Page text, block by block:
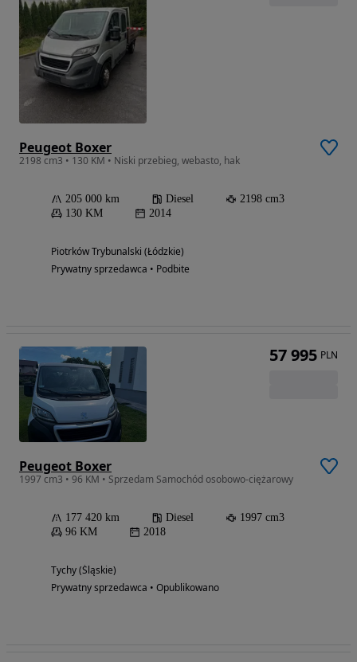
Peugeot Boxer
2198 cm3 • 130 KM • Niski przebieg, webasto, hak
205 000 km Diesel
2198 cm3
130 KM
2014
Piotrków Trybunalski (Łódzkie)
Prywatny sprzedawca • Podbite
Peugeot Boxer
1997 cm3 • 96 KM • Sprzedam Samochód osobowo-ciężarowy
177 420 km Diesel
1997 cm3
96 KM
2018
Tychy (Śląskie)
Prywatny sprzedawca • Opublikowano
57 995 PLN